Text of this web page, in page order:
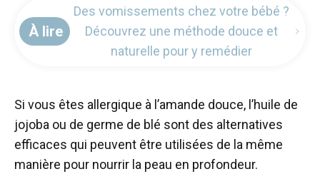
À lire
Des vomissements chez votre bébé ?
Découvrez une méthode douce et
naturelle pour y remédier
Si vous êtes allergique à l’amande douce, l’huile de
jojoba ou de germe de blé sont des alternatives
efficaces qui peuvent être utilisées de la même
manière pour nourrir la peau en profondeur.